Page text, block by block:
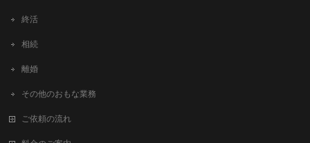
終活
相続
離婚
その他のおもな業務
ご依頼の流れ